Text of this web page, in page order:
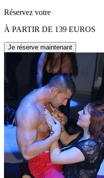
Réservez votre
À PARTIR DE 139 EUROS